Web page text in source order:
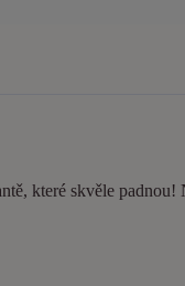
které skvěle